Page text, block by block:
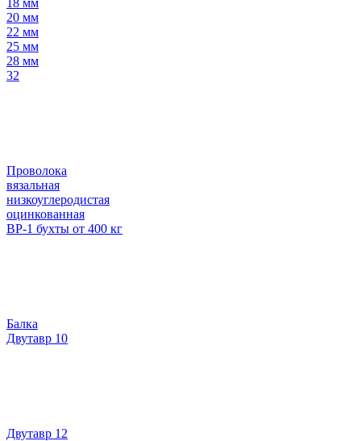
18 мм
20 мм
22 мм
25 мм
28 мм
32
Проволока
вязальная
низкоуглеродистая
оцинкованная
ВР-1 бухты от 400 кг
Балка
Двутавр 10
Двутавр 12